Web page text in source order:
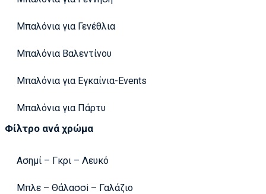
Μπαλόνια για Γενέθλια
Μπαλόνια Βαλεντίνου
Μπαλόνια για Εγκαίνια-Events
Μπαλόνια για Πάρτυ
Φίλτρο ανά χρώμα
Ασημί – Γκρι – Λευκό
Μπλε – Θάλασσi – Γαλάζιο